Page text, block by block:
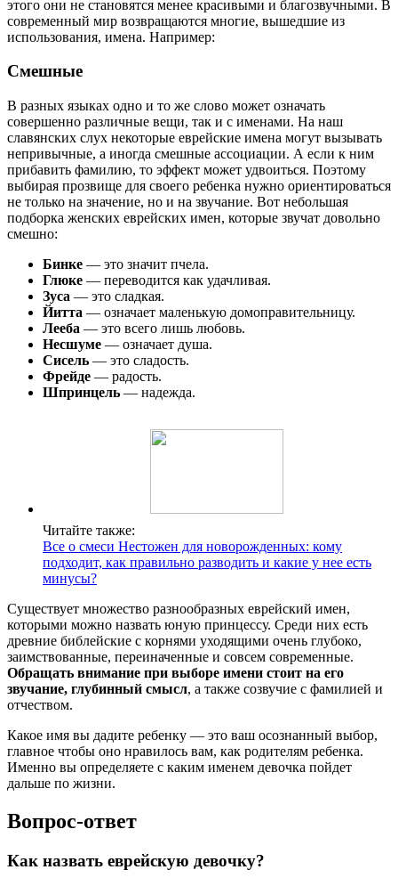
этого они не становятся менее красивыми и благозвучными. В
современный мир возвращаются многие, вышедшие из
использования, имена. Например:
Смешные
В разных языках одно и то же слово может означать
совершенно различные вещи, так и с именами. На наш
славянских слух некоторые еврейские имена могут вызывать
непривычные, а иногда смешные ассоциации. А если к ним
прибавить фамилию, то эффект может удвоиться. Поэтому
выбирая прозвище для своего ребенка нужно ориентироваться
не только на значение, но и на звучание. Вот небольшая
подборка женских еврейских имен, которые звучат довольно
смешно:
Бинке — это значит пчела.
Глюке — переводится как удачливая.
Зуса — это сладкая.
Йитта — означает маленькую домоправительницу.
Лееба — это всего лишь любовь.
Несшуме — означает душа.
Сисель — это сладость.
Фрейде — радость.
Шпринцель — надежда.
Читайте также:
Все о смеси Нестожен для новорожденных: кому
подходит, как правильно разводить и какие у нее есть
минусы?
Существует множество разнообразных еврейский имен,
которыми можно назвать юную принцессу. Среди них есть
древние библейские с корнями уходящими очень глубоко,
заимствованные, переиначенные и совсем современные.
Обращать внимание при выборе имени стоит на его
звучание, глубинный смысл, а также созвучие с фамилией и
отчеством.
Какое имя вы дадите ребенку — это ваш осознанный выбор,
главное чтобы оно нравилось вам, как родителям ребенка.
Именно вы определяете с каким именем девочка пойдет
дальше по жизни.
Вопрос-ответ
Как назвать еврейскую девочку?